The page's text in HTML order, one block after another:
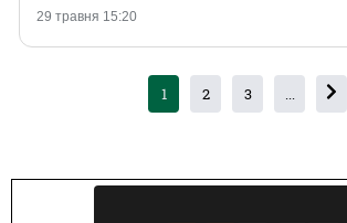
29 травня 15:20
1 2 3 ...